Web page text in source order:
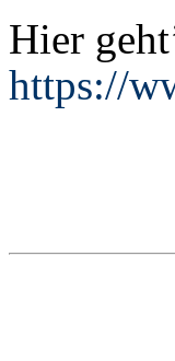
Hier
https://